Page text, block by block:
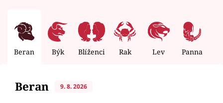
Beran Býk Blíženci Rak Lev Panna
Beran 9. 8. 2026